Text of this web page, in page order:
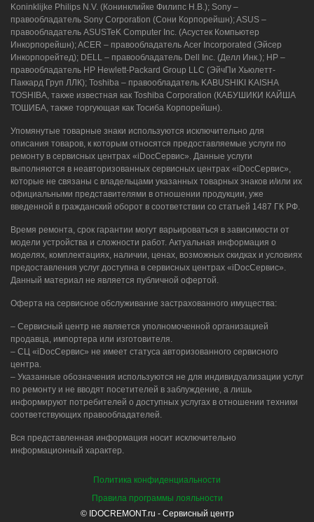
Koninklijke Philips N.V. (Конинклийке Филипс Н.В.); Sony –
правообладатель Sony Corporation (Сони Корпорейшн); ASUS –
правообладатель ASUSTeK Computer Inc. (Асустек Компьютер
Инкорпорейшн); ACER – правообладатель Acer Incorporated (Эйсер
Инкорпорейтед); DELL – правообладатель Dell Inc. (Делл Инк.); HP –
правообладатель HP Hewlett-Packard Group LLC (ЭйчПи Хьюлетт-
Паккард Груп ЛЛК); Toshiba – правообладатель KABUSHIKI KAISHA
TOSHIBA, также известная как Toshiba Corporation (КАБУШИКИ КАЙША
ТОШИБА, также торгующая как Тосиба Корпорейшн).
Упомянутые товарные знаки используются исключительно для
описания товаров, к которым относятся предоставляемые услуги по
ремонту в сервисных центрах «iDocСервис». Данные услуги
выполняются в неавторизованных сервисных центрах «iDocСервис»,
которые не связаны с владельцами указанных товарных знаков и/или их
официальными представителями в отношении продукции, уже
введенной в гражданский оборот в соответствии со статьей 1487 ГК РФ.
Время ремонта, срок гарантии могут варьироваться в зависимости от
модели устройства и сложности работ. Актуальная информация о
моделях, комплектациях, наличии, ценах, возможных скидках и условиях
предоставления услуг доступна в сервисных центрах «iDocСервис».
Данный материал не является публичной офертой.
Оферта на сервисное обслуживание застрахованного имущества:
– Сервисный центр не является уполномоченной организацией
продавца, импортера или изготовителя.
– СЦ «iDocСервис» не имеет статуса авторизованного сервисного
центра.
– Указанные обозначения используются не для индивидуализации услуг
по ремонту и не вводят посетителей в заблуждение, а лишь
информируют потребителей о доступных услугах в отношении техники
соответствующих правообладателей.
Вся представленная информация носит исключительно
информационный характер.
Политика конфиденциальности
Правила программы лояльности
© IDOCREMONT.ru - Сервисный центр